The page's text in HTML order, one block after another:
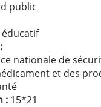
public
nationale de
et des
: 15*21